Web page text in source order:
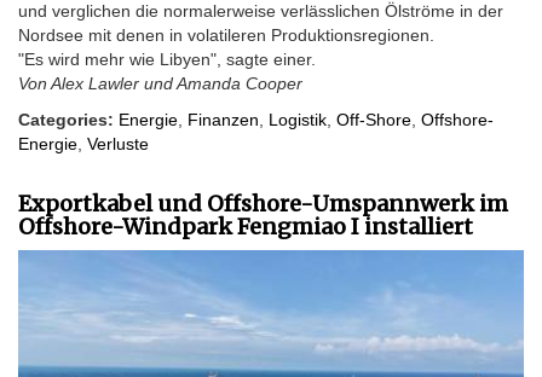
und verglichen die normalerweise verlässlichen Ölströme in der
Nordsee mit denen in volatileren Produktionsregionen.
"Es wird mehr wie Libyen", sagte einer.
Von Alex Lawler und Amanda Cooper
Categories: Energie Finanzen Logistik Off-Shore Offshore-
Energie Verluste
Exportkabel und Offshore-Umspannwerk im
Offshore-Windpark Fengmiao I installiert